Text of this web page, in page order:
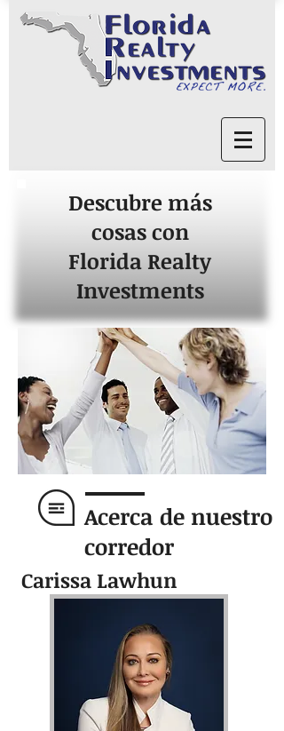
Descubre más
cosas con
Florida Realty
Investments
Acerca de nuestro
corredor
Carissa Lawhun